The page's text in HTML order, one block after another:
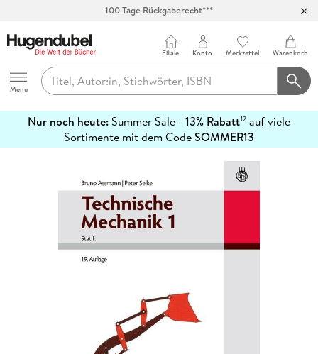
100 Tage Rückgaberecht***
Hugendubel
Menu
Filiale Konto Merkzettel Warenkorb
Nur noch heute: Summer Sale - 13% Rabatt12 auf viele
Sortimente mit dem CodeSOMMER13
erfahren